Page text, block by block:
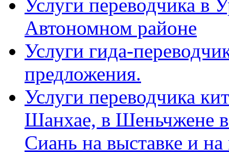
Услуги переводчика в
Автономном районе
Услуги гида-
предложения.
Услуги переводчика
Шанхае, в Шеньчжене
Сиань на выставке и